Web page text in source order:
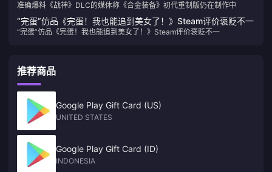
作中
准确爆料《战神》DLC的媒体称《合金装备》初代重制版仍在制作中
“完蛋”仿品《完蛋！我也能追到美女了！》Steam评价褒贬不一
“完蛋”仿品《完蛋！我也能追到美女了！》Steam评价褒贬不一
推荐商品
Google Play Gift Card (US)
UNITED STATES
Google Play Gift Card (ID)
INDONESIA